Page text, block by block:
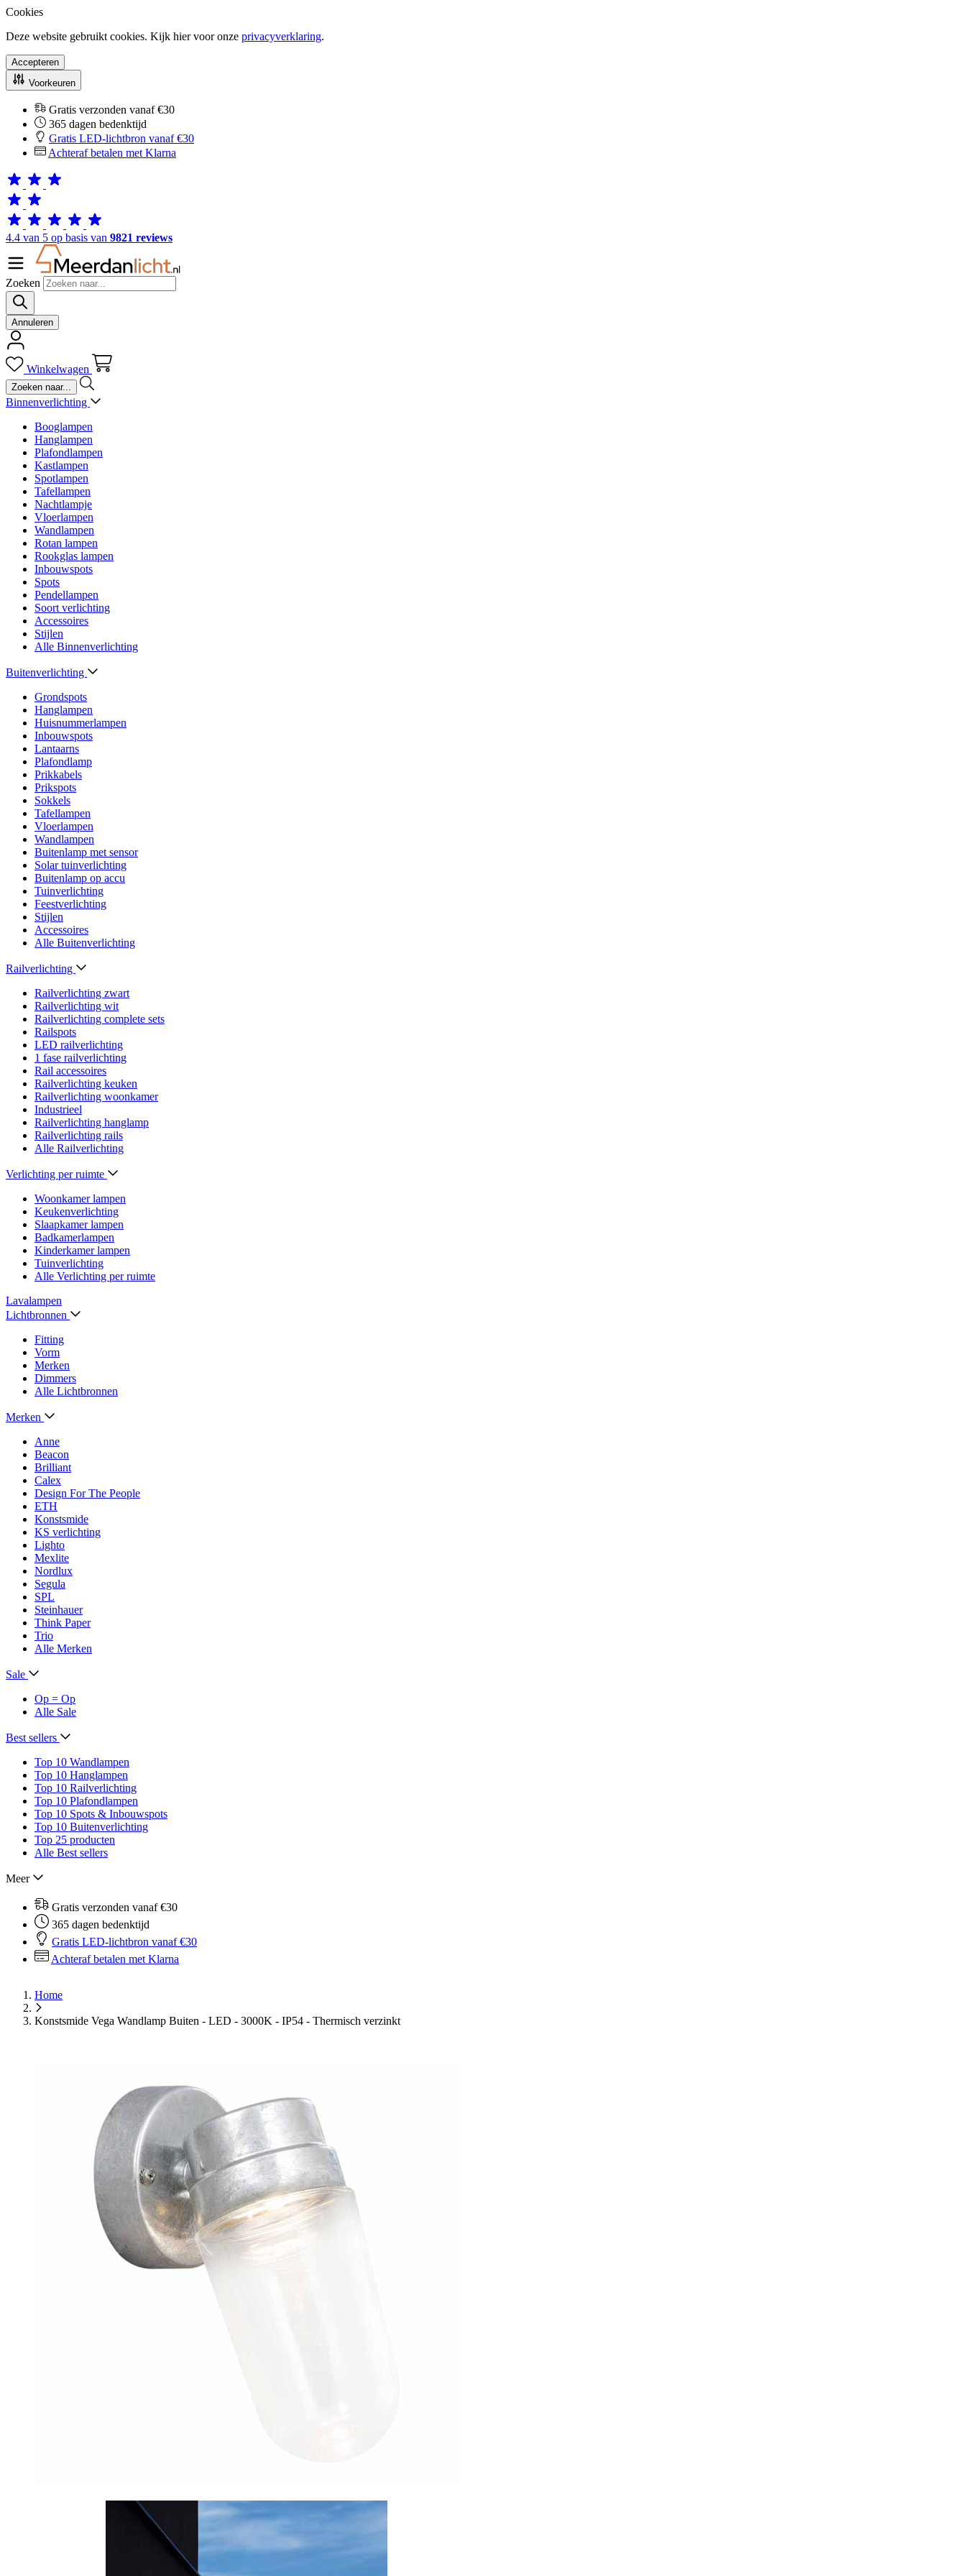
Cookies
Deze website gebruikt cookies. Kijk hier voor onze privacyverklaring.
Accepteren
Voorkeuren
Gratis verzonden vanaf €30
365 dagen bedenktijd
Gratis LED-lichtbron vanaf €30
Achteraf betalen met Klarna
4.4 van 5 op basis van 9821 reviews
Zoeken
Annuleren
Winkelwagen
Binnenverlichting
Booglampen
Hanglampen
Plafondlampen
Kastlampen
Spotlampen
Tafellampen
Nachtlampje
Vloerlampen
Wandlampen
Rotan lampen
Rookglas lampen
Inbouwspots
Spots
Pendellampen
Soort verlichting
Accessoires
Stijlen
Alle Binnenverlichting
Buitenverlichting
Grondspots
Hanglampen
Huisnummerlampen
Inbouwspots
Lantaarns
Plafondlamp
Prikkabels
Prikspots
Sokkels
Tafellampen
Vloerlampen
Wandlampen
Buitenlamp met sensor
Solar tuinverlichting
Buitenlamp op accu
Tuinverlichting
Feestverlichting
Stijlen
Accessoires
Alle Buitenverlichting
Railverlichting
Railverlichting zwart
Railverlichting wit
Railverlichting complete sets
Railspots
LED railverlichting
1 fase railverlichting
Rail accessoires
Railverlichting keuken
Railverlichting woonkamer
Industrieel
Railverlichting hanglamp
Railverlichting rails
Alle Railverlichting
Verlichting per ruimte
Woonkamer lampen
Keukenverlichting
Slaapkamer lampen
Badkamerlampen
Kinderkamer lampen
Tuinverlichting
Alle Verlichting per ruimte
Lavalampen
Lichtbronnen
Fitting
Vorm
Merken
Dimmers
Alle Lichtbronnen
Merken
Anne
Beacon
Brilliant
Calex
Design For The People
ETH
Konstsmide
KS verlichting
Lighto
Mexlite
Nordlux
Segula
SPL
Steinhauer
Think Paper
Trio
Alle Merken
Sale
Op = Op
Alle Sale
Best sellers
Top 10 Wandlampen
Top 10 Hanglampen
Top 10 Railverlichting
Top 10 Plafondlampen
Top 10 Spots & Inbouwspots
Top 10 Buitenverlichting
Top 25 producten
Alle Best sellers
Meer
Gratis verzonden vanaf €30
365 dagen bedenktijd
Gratis LED-lichtbron vanaf €30
Achteraf betalen met Klarna
Home
Konstsmide Vega Wandlamp Buiten - LED - 3000K - IP54 - Thermisch verzinkt